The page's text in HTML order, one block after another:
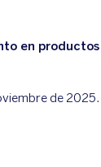
en productos
de 2025.